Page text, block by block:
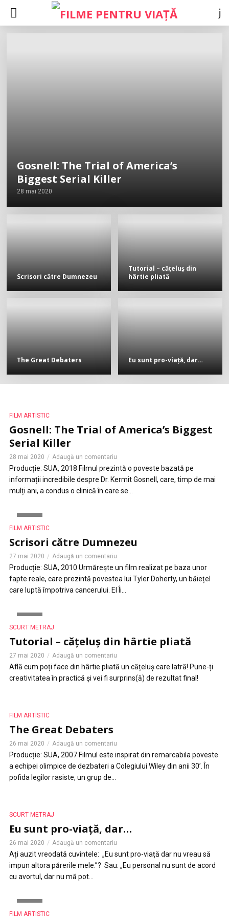
Gosnell: The Trial of America’s
Biggest Serial Killer
28 mai 2020
Scrisori către Dumnezeu
Tutorial – cățeluș din
hârtie pliată
The Great Debaters Eu sunt pro-viață, dar…
FILM ARTISTIC
Gosnell: The Trial of America’s Biggest
Serial Killer
28 mai 2020 Adaugă un comentariu
Producție: SUA, 2018 Filmul prezintă o poveste bazată pe
informații incredibile despre Dr. Kermit Gosnell, care, timp de mai
mulți ani, a condus o clinică în care se...
FILM ARTISTIC
Scrisori către Dumnezeu
27 mai 2020 Adaugă un comentariu
Producție: SUA, 2010 Urmărește un film realizat pe baza unor
fapte reale, care prezintă povestea lui Tyler Doherty, un băiețel
care luptă împotriva cancerului. El Îi...
SCURT METRAJ
Tutorial – cățeluș din hârtie pliată
27 mai 2020 Adaugă un comentariu
Află cum poți face din hârtie pliată un cățeluș care latră! Pune-ți
creativitatea în practică și vei fi surprins(ă) de rezultat final!
FILM ARTISTIC
The Great Debaters
26 mai 2020 Adaugă un comentariu
Producție: SUA, 2007 Filmul este inspirat din remarcabila poveste
a echipei olimpice de dezbateri a Colegiului Wiley din anii 30’. În
pofida legilor rasiste, un grup de...
SCURT METRAJ
Eu sunt pro-viață, dar…
26 mai 2020 Adaugă un comentariu
Ați auzit vreodată cuvintele: „Eu sunt pro-viață dar nu vreau să
impun altora părerile mele.”? Sau: „Eu personal nu sunt de acord
cu avortul, dar nu mă pot...
FILM ARTISTIC